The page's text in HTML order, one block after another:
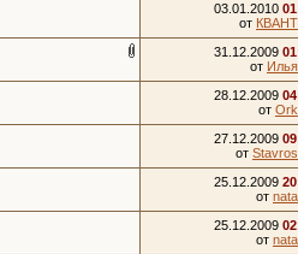
03.01.2010
от КВАНТ
31.12.2009
от Илья
28.12.2009
от Ork
27.12.2009
от Stavros
25.12.2009
от nata
25.12.2009
от nata